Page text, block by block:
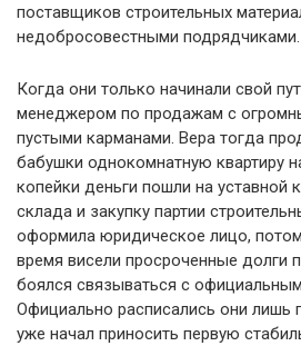
поставщиков строительных
недобросовестными подрядчиками.
Когда они только начинали свой
менеджером по продажам с
пустыми карманами. Вера тогда
бабушки однокомнатную квартиру
копейки деньги пошли на уставной
склада и закупку партии
оформила юридическое лицо,
время висели просроченные долги
боялся связываться с
Официально расписались они лишь
уже начал приносить первую